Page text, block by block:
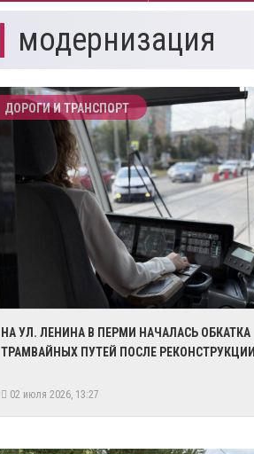
модернизация
ДОРОГИ И ТРАНСПОРТ
​НА УЛ. ЛЕНИНА В ПЕРМИ НАЧАЛАСЬ ОБКАТКА
ТРАМВАЙНЫХ ПУТЕЙ ПОСЛЕ РЕКОНСТРУКЦИИ
02 июля 2026, 13:27